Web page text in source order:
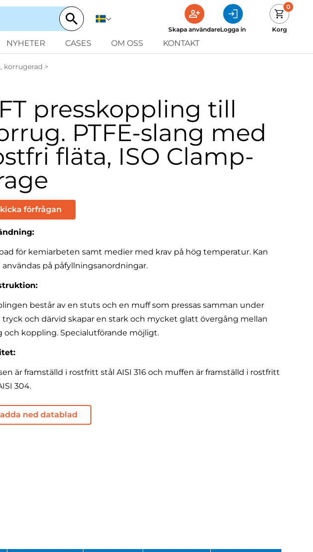
Skapa användareLogga in
0
Korg
NYHETER CASES OM OSS KONTAKT
korrugerad >
presskoppling till
PTFE-slang med
fläta, ISO Clamp-
förfrågan
för kemiarbeten samt medier med krav på hög temperatur. Kan
användas på påfyllningsanordningar.
består av en stuts och en muff som pressas samman under
och därvid skapar en stark och mycket glatt övergång mellan
och koppling. Specialutförande möjligt.
är framställd i rostfritt stål AISI 316 och muffen är framställd i rostfritt
304.
ned datablad